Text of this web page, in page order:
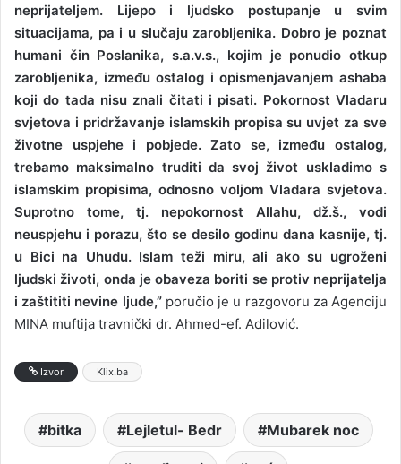
neprijateljem. Lijepo i ljudsko postupanje u svim
situacijama, pa i u slučaju zarobljenika. Dobro je poznat
humani čin Poslanika, s.a.v.s., kojim je ponudio otkup
zarobljenika, između ostalog i opismenjavanjem ashaba
koji do tada nisu znali čitati i pisati. Pokornost Vladaru
svjetova i pridržavanje islamskih propisa su uvjet za sve
životne uspjehe i pobjede. Zato se, između ostalog,
trebamo maksimalno truditi da svoj život uskladimo s
islamskim propisima, odnosno voljom Vladara svjetova.
Suprotno tome, tj. nepokornost Allahu, dž.š., vodi
neuspjehu i porazu, što se desilo godinu dana kasnije, tj.
u Bici na Uhudu. Islam teži miru, ali ako su ugroženi
ljudski životi, onda je obaveza boriti se protiv neprijatelja
i zaštititi nevine ljude,”poručio je u razgovoru za Agenciju
MINA muftija travnički dr. Ahmed-ef. Adilović.
Izvor Klix.ba
bitka Lejletul- Bedr Mubarek noc